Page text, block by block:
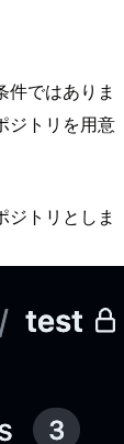
件ではありま
ジトリを用意
トリとしま